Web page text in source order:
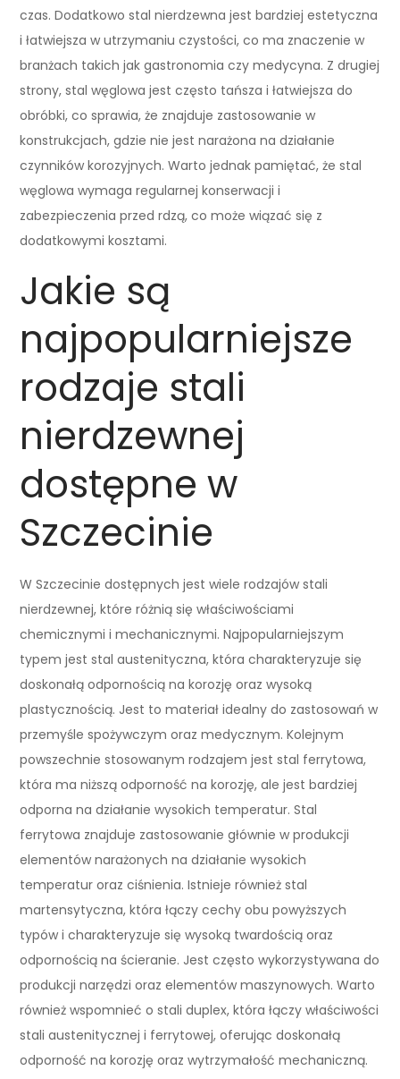
czas. Dodatkowo stal nierdzewna jest bardziej estetyczna
i łatwiejsza w utrzymaniu czystości, co ma znaczenie w
branżach takich jak gastronomia czy medycyna. Z drugiej
strony, stal węglowa jest często tańsza i łatwiejsza do
obróbki, co sprawia, że znajduje zastosowanie w
konstrukcjach, gdzie nie jest narażona na działanie
czynników korozyjnych. Warto jednak pamiętać, że stal
węglowa wymaga regularnej konserwacji i
zabezpieczenia przed rdzą, co może wiązać się z
dodatkowymi kosztami.
Jakie są
najpopularniejsze
rodzaje stali
nierdzewnej
dostępne w
Szczecinie
W Szczecinie dostępnych jest wiele rodzajów stali
nierdzewnej, które różnią się właściwościami
chemicznymi i mechanicznymi. Najpopularniejszym
typem jest stal austenityczna, która charakteryzuje się
doskonałą odpornością na korozję oraz wysoką
plastycznością. Jest to materiał idealny do zastosowań w
przemyśle spożywczym oraz medycznym. Kolejnym
powszechnie stosowanym rodzajem jest stal ferrytowa,
która ma niższą odporność na korozję, ale jest bardziej
odporna na działanie wysokich temperatur. Stal
ferrytowa znajduje zastosowanie głównie w produkcji
elementów narażonych na działanie wysokich
temperatur oraz ciśnienia. Istnieje również stal
martensytyczna, która łączy cechy obu powyższych
typów i charakteryzuje się wysoką twardością oraz
odpornością na ścieranie. Jest często wykorzystywana do
produkcji narzędzi oraz elementów maszynowych. Warto
również wspomnieć o stali duplex, która łączy właściwości
stali austenitycznej i ferrytowej, oferując doskonałą
odporność na korozję oraz wytrzymałość mechaniczną.